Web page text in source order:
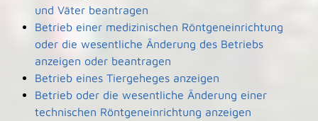
und Väter beantragen
Betrieb einer medizinischen Röntgeneinrichtung
oder die wesentliche Änderung des Betriebs
anzeigen oder beantragen
Betrieb eines Tiergeheges anzeigen
Betrieb oder die wesentliche Änderung einer
technischen Röntgeneinrichtung anzeigen